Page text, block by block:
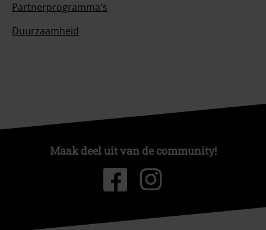
Partnerprogramma's
Duurzaamheid
Maak deel uit van de community!